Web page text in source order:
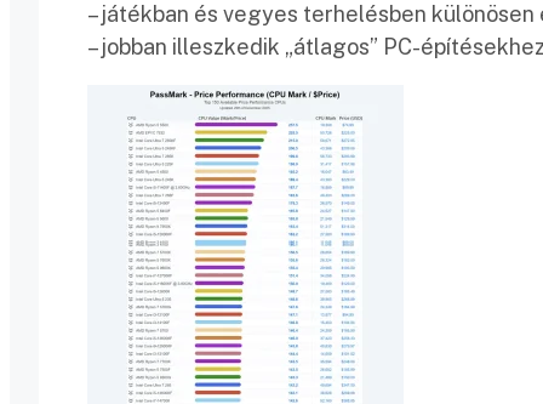
– játékban és vegyes terhelésben különösen
– jobban illeszkedik „átlagos” PC-